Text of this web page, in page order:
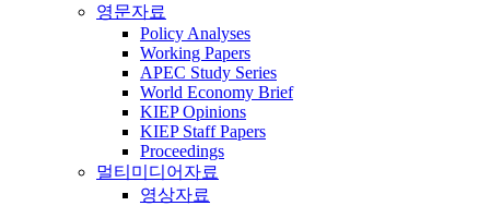
영문자료
Policy Analyses
Working Papers
APEC Study Series
World Economy Brief
KIEP Opinions
KIEP Staff Papers
Proceedings
멀티미디어자료
영상자료